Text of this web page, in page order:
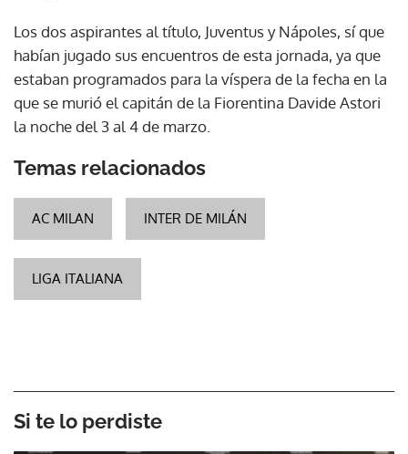
Los dos aspirantes al título, Juventus y Nápoles, sí que
habían jugado sus encuentros de esta jornada, ya que
estaban programados para la víspera de la fecha en la
que se murió el capitán de la Fiorentina Davide Astori
la noche del 3 al 4 de marzo.
Temas relacionados
AC MILAN INTER DE MILÁN
LIGA ITALIANA
Si te lo perdiste